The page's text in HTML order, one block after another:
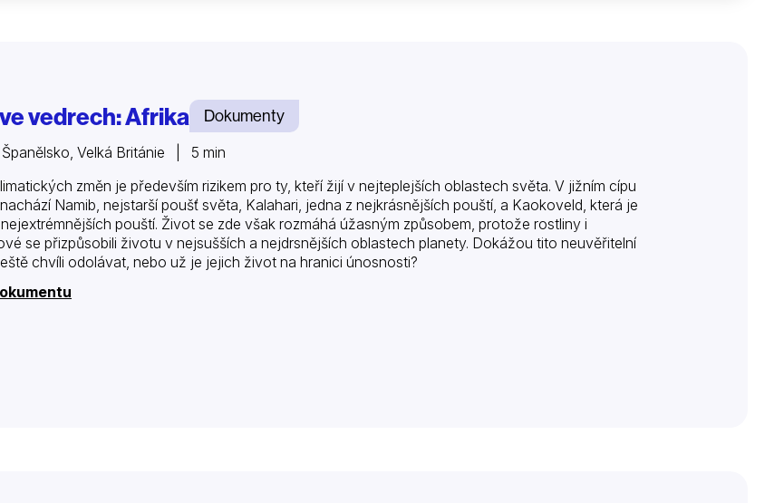
vedrech: Afrika Dokumenty
Velká Británie | 5 min
změn je především rizikem pro ty, kteří žijí v nejteplejších oblastech světa. V jižním cípu
Namib, nejstarší poušť světa, Kalahari, jedna z nejkrásnějších pouští, a Kaokoveld, která je
pouští. Život se zde však rozmáhá úžasným způsobem, protože rostliny i
se přizpůsobili životu v nejsušších a nejdrsnějších oblastech planety. Dokážou tito neuvěřitelní
chvíli odolávat, nebo už je jejich život na hranici únosnosti?